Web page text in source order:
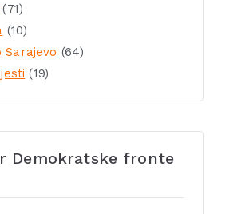
(71)
(10)
Sarajevo (64)
(19)
Demokratske fronte